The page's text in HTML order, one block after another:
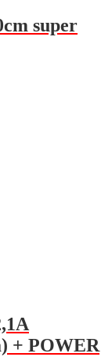
super
+ POWER